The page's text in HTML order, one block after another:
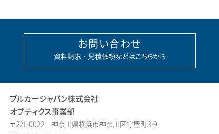
お問い合わせ
資料請求・見積依頼などはこちらから
ブルカージャパン株式会社
オプティクス事業部
〒221-0022 神奈川県横浜市神奈川区守屋町3-9